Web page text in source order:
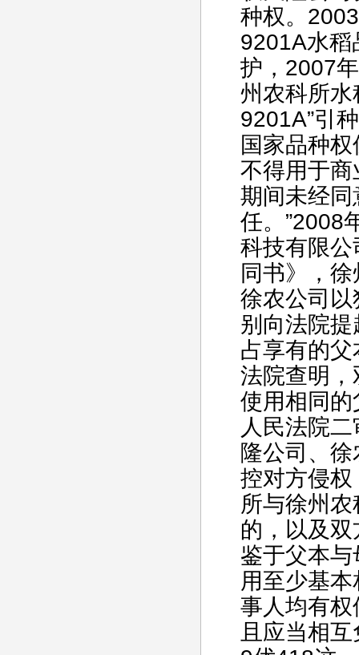
种权。
9201A水稻
护，2007
州农科所水
9201A”引
国家品种
不得用于
期间未经
任。”2008
科技有限
同书》，
徐农公司
别向法院
占享有的
法院查明
使用相同
人民法院
隆公司、
控对方侵
所与徐州
的，以及
鉴于父本
用至少基
事人均有
且应当相